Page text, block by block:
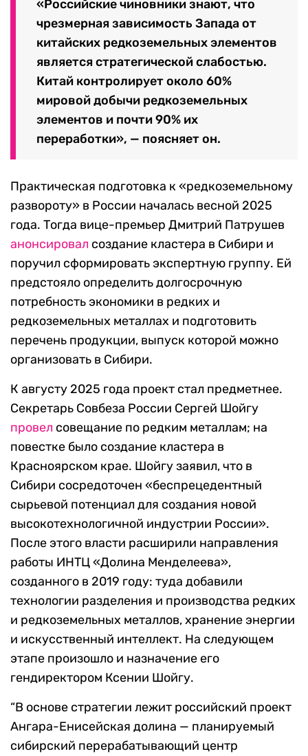
«Российские чиновники знают, что
чрезмерная зависимость Запада от
китайских редкоземельных элементов
является стратегической слабостью.
Китай контролирует около 60%
мировой добычи редкоземельных
элементов и почти 90% их
переработки», — поясняет он.
Практическая подготовка к «редкоземельному
развороту» в России началась весной 2025
года. Тогда вице-премьер Дмитрий Патрушев
анонсировал создание кластера в Сибири и
поручил сформировать экспертную группу. Ей
предстояло определить долгосрочную
потребность экономики в редких и
редкоземельных металлах и подготовить
перечень продукции, выпуск которой можно
организовать в Сибири.
К августу 2025 года проект стал предметнее.
Секретарь Совбеза России Сергей Шойгу
провел совещание по редким металлам; на
повестке было создание кластера в
Красноярском крае. Шойгу заявил, что в
Сибири сосредоточен «беспрецедентный
сырьевой потенциал для создания новой
высокотехнологичной индустрии России».
После этого власти расширили направления
работы ИНТЦ «Долина Менделеева»,
созданного в 2019 году: туда добавили
технологии разделения и производства редких
и редкоземельных металлов, хранение энергии
и искусственный интеллект. На следующем
этапе произошло и назначение его
гендиректором Ксении Шойгу.
“В основе стратегии лежит российский проект
Ангара-Енисейская долина — планируемый
сибирский перерабатывающий центр